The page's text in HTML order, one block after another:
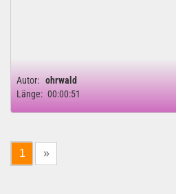
Autor: ohrwald
Länge: 00:00:51
1 »